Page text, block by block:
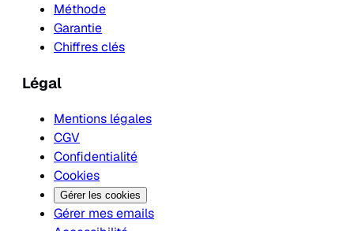
Méthode
Garantie
Chiffres clés
Légal
Mentions légales
CGV
Confidentialité
Cookies
Gérer les cookies
Gérer mes emails